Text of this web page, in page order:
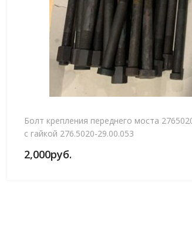
Болт крепления переднего моста
с гайкой 276.5020-29.00.053
2,000руб.